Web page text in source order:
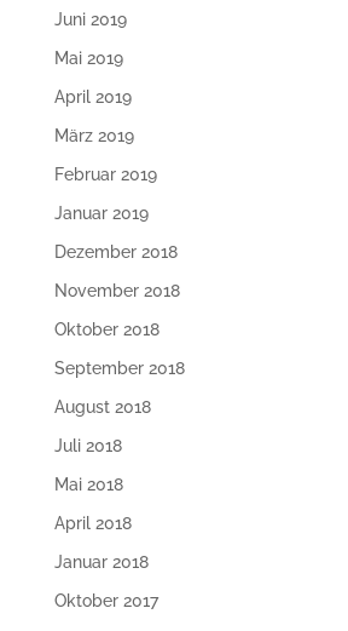
Juni 2019
Mai 2019
April 2019
März 2019
Februar 2019
Januar 2019
Dezember 2018
November 2018
Oktober 2018
September 2018
August 2018
Juli 2018
Mai 2018
April 2018
Januar 2018
Oktober 2017